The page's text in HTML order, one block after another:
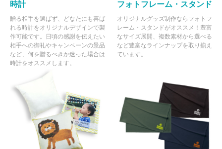
時計
贈る相手を選ばず、どなたにも喜ば
れる時計をオリジナルデザインで製
作可能です。日頃の感謝を伝えたい
相手への御礼やキャンペーンの景品
など、何を贈るべきか迷った場合は
時計をオススメします。
フォトフレーム・スタンド
オリジナルグッズ制作ならフォトフ
レーム・スタンドがオススメ！豊富
なサイズ展開、複数素材から選べる
など豊富なラインナップを取り揃え
ています。